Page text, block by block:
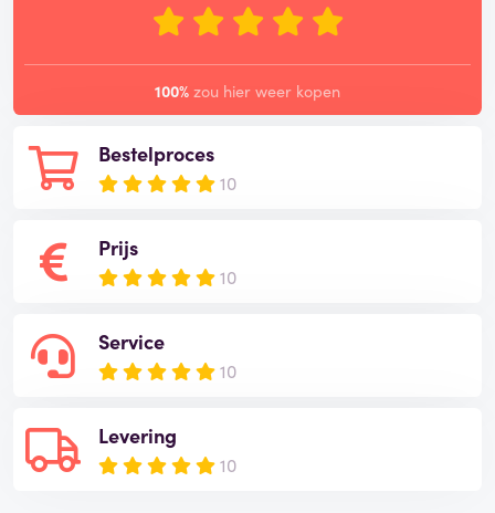
Bestelproces
10
Prijs
10
Service
10
Levering
10
100% zou hier weer kopen